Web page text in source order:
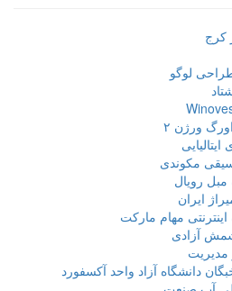
لوگو
ورژن ۲
مکوندی
رویال
ایران
مهام مارکت
آزادی
دانشگاه آزاد واحد آکسفورد